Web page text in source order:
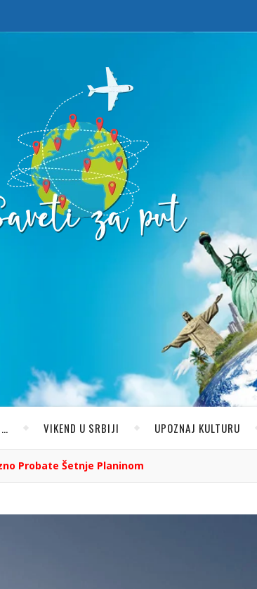
VIKEND U SRBIJI UPOZNAJ KULTURU
Probate Šetnje Planinom